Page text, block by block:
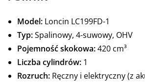
Model: Loncin LC199FD-1
Typ:Spalinowy, 4-suwowy, OHV
Pojemność skokowa:420 cm³
Liczba cylindrów: 1
Rozruch: Ręczny i elektryczny (z